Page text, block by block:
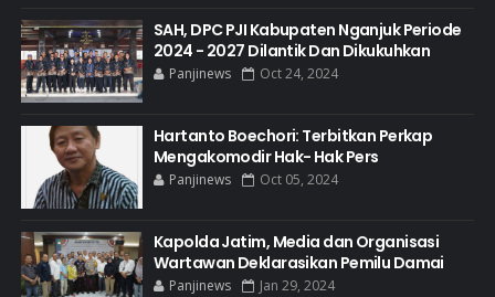
SAH, DPC PJI Kabupaten Nganjuk Periode
2024 - 2027 Dilantik Dan Dikukuhkan
Panjinews Oct 24, 2024
Hartanto Boechori: Terbitkan Perkap
Mengakomodir Hak- Hak Pers
Panjinews Oct 05, 2024
Kapolda Jatim, Media dan Organisasi
Wartawan Deklarasikan Pemilu Damai
Panjinews Jan 29, 2024